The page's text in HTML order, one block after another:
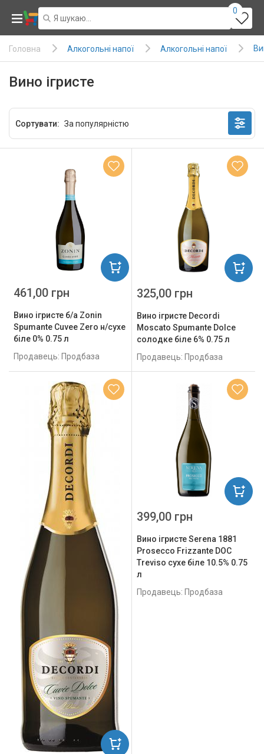
0
Головна Алкогольні напої Алкогольні напої
Вино ігристе
Сортувати:
Вино ігристе б/а Zonin
Spumante Cuvеe Zero н/сухе
біле 0% 0.75 л
Продавець: Продбаза
461,00 грн
Вино ігристе Decordi
Moscato Spumante Dolce
солодке біле 6% 0.75 л
Продавець: Продбаза
325,00 грн
Вино ігристе Serena 1881
Prosecco Frizzante DOC
Treviso сухе біле 10.5% 0.75
л
Продавець: Продбаза
399,00 грн